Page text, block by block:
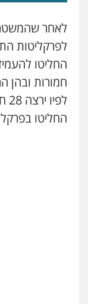
לאחר
לפרקליטות
החליטו
חמורות ובהן
החליטו